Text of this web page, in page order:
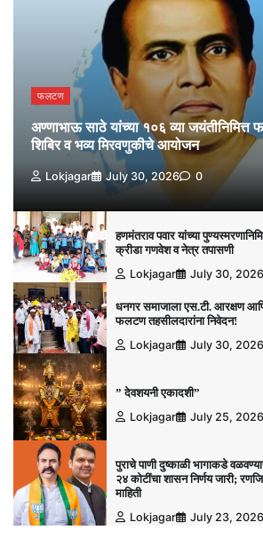
फलटण
अण्णाभाऊ साठे यांच्या १०६ व्या
शिबिर व भव्य मिरवणुकीचे आयोजन
Lokjagar July 30, 2026 0
हणमंतराव पवार यांच्या
क्रीडा गणवेश व नेत्र तपासणी
Lokjagar
July 30, 2026
धनगर समाजाला एस.टी. आरक्षण आणि
फलटण तहसीलदारांना निवेदन!
Lokjagar
July 30, 2026
” देवशयनी एकादशी”
Lokjagar
July 25, 2026
पुराचे पाणी दुष्काळी भागाकडे
२४ कोटींचा शासन निर्णय जारी;
माहिती
Lokjagar
July 23, 2026